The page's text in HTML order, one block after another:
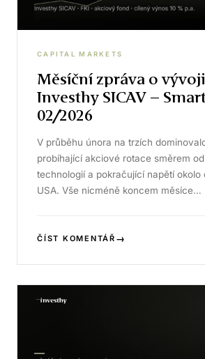
CAPITAL MARKETS
Měsíční zpráva o
Investhy SICAV –
02/2026
V průběhu února na trzích
probíhající akciové rotace směrem
technologií a pokračující napětí okolo
USA. Vše nicméně koncem měsíce…
ČÍST KOMENTÁŘ →